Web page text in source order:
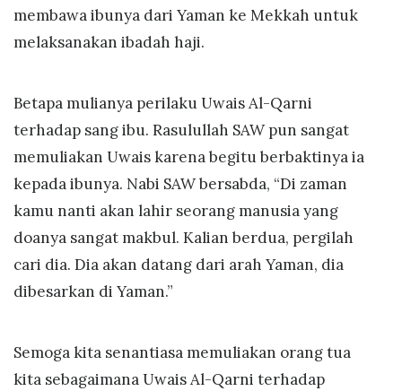
membawa ibunya dari Yaman ke Mekkah untuk
melaksanakan ibadah haji.
Betapa mulianya perilaku Uwais Al-Qarni
terhadap sang ibu. Rasulullah SAW pun sangat
memuliakan Uwais karena begitu berbaktinya ia
kepada ibunya. Nabi SAW bersabda, “Di zaman
kamu nanti akan lahir seorang manusia yang
doanya sangat makbul. Kalian berdua, pergilah
cari dia. Dia akan datang dari arah Yaman, dia
dibesarkan di Yaman.”
Semoga kita senantiasa memuliakan orang tua
kita sebagaimana Uwais Al-Qarni terhadap